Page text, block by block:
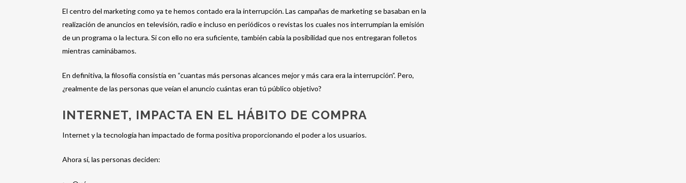
El centro del marketing como ya te hemos contado era la interrupción. Las campañas de marketing se basaban en la
realización de anuncios en televisión, radio e incluso en periódicos o revistas los cuales nos interrumpían la emisión
de un programa o la lectura. Si con ello no era suficiente, también cabía la posibilidad que nos entregaran folletos
mientras caminábamos.
En definitiva, la filosofía consistía en “cuantas más personas alcances mejor y más cara era la interrupción”. Pero,
¿realmente de las personas que veían el anuncio cuántas eran tú público objetivo?
INTERNET, IMPACTA EN EL HÁBITO DE COMPRA
Internet y la tecnología han impactado de forma positiva proporcionando el poder a los usuarios.
Ahora sí, las personas deciden: